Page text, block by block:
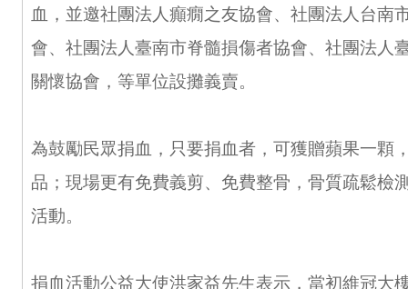
血，並邀社團法人癲癇之友協會、社團法人台南
會、社團法人臺南市脊髓損傷者協會、社團法人
關懷協會，等單位設攤義賣。
為鼓勵民眾捐血，只要捐血者，可獲贈蘋果一顆
品；現場更有免費義剪、免費整骨，骨質疏鬆檢
活動。
捐血活動公益大使洪家益先生表示，當初維冠大